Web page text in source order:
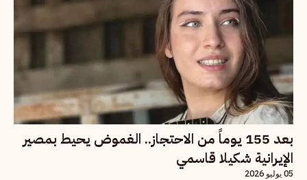
بعد 155 يوماً من الاحتجاز.. الغموض يحيط بمصير
الإيرانية شكيلا قاسمي
05 يوليو 2026